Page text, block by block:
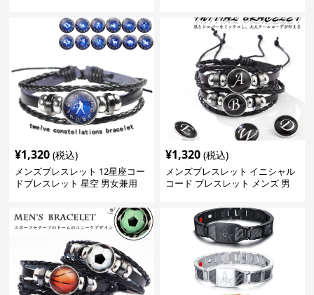
¥1,320 (税込)
メンズブレスレット 12星座コー
ドブレスレット 星空 男女兼用
¥1,320 (税込)
メンズブレスレット イニシャル
コード ブレスレット メンズ 男